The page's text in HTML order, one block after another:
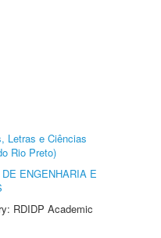
Letras e Ciências
Rio Preto)
ENGENHARIA E
RDIDP Academic